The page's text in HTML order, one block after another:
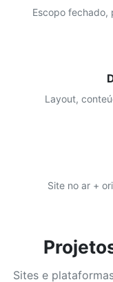
Escopo fechado,
Layout,
Site no ar +
Sites e